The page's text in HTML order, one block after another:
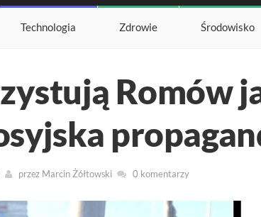
Technologia Zdrowie Środowisko
Romów
przez Marcin Żółtowski 0 komentarzy